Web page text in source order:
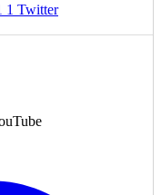
1 Twitter